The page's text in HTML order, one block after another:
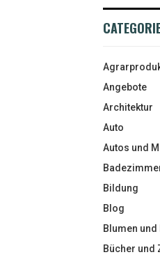
Angebote
Architektur
Auto
Autos und
Bildung
Blog
Blumen und
Bücher und